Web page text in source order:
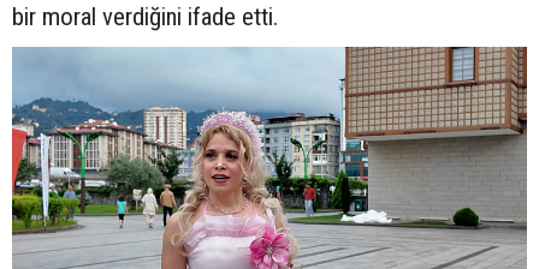
bir moral verdiğini ifade etti.